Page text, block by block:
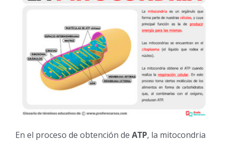
En el proceso de obtención de ATP, la mitocondria